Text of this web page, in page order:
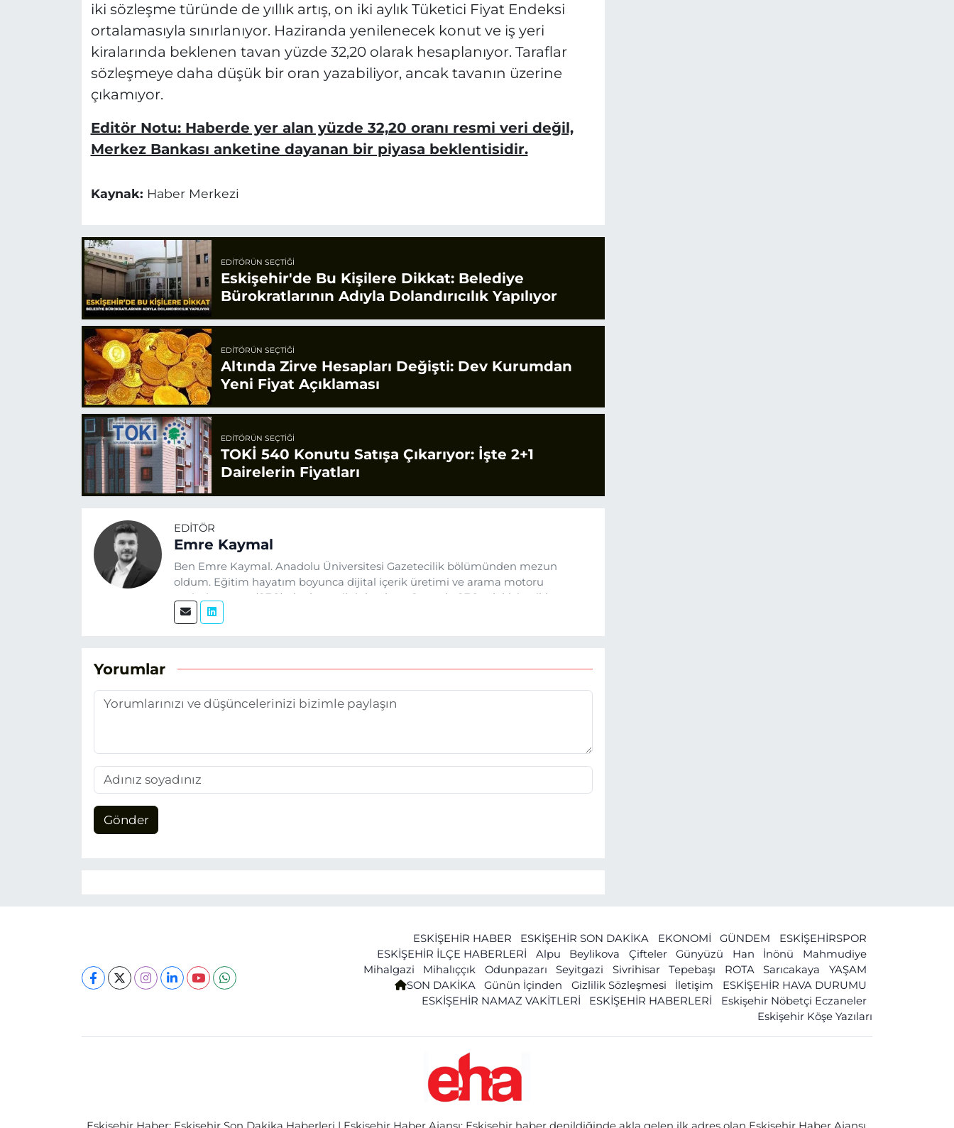
iki sözleşme türünde de yıllık artış, on iki aylık Tüketici Fiyat Endeksi
ortalamasıyla sınırlanıyor. Haziranda yenilenecek konut ve iş yeri
kiralarında beklenen tavan yüzde 32,20 olarak hesaplanıyor. Taraflar
sözleşmeye daha düşük bir oran yazabiliyor, ancak tavanın üzerine
çıkamıyor.
Editör Notu: Haberde yer alan yüzde 32,20 oranı resmi veri değil,
Merkez Bankası anketine dayanan bir piyasa beklentisidir.
Kaynak: Haber Merkezi
EDITÖRÜN SEÇTIĞI
Eskişehir'de Bu Kişilere Dikkat: Belediye
Bürokratlarının Adıyla Dolandırıcılık Yapılıyor
EDITÖRÜN SEÇTIĞI
Altında Zirve Hesapları Değişti: Dev Kurumdan
Yeni Fiyat Açıklaması
EDITÖRÜN SEÇTIĞI
TOKİ 540 Konutu Satışa Çıkarıyor: İşte 2+1
Dairelerin Fiyatları
EDITÖR
Emre Kaymal
Ben Emre Kaymal. Anadolu Üniversitesi Gazetecilik bölümünden mezun
oldum. Eğitim hayatım boyunca dijital içerik üretimi ve arama motoru
optimizasyonu (SEO) alanlarına ilgi duydum. Şu anda SEO odaklı içerikler
üretiyorum. Haberlerimde güncel verileri ve okuyucu odaklı yaklaşımı temel
Yorumlar
Gönder
ESKİŞEHİR HABER ESKİŞEHİR SON DAKİKA EKONOMİ GÜNDEM
ESKİŞEHİRSPOR
ESKİŞEHİR İLÇE HABERLERİ
Alpu Beylikova Çifteler Günyüzü Han İnönü
Mahmudiye
Mihalgazi
Mihalıççık Odunpazarı Seyitgazi Sivrihisar Tepebaşı ROTA Sarıcakaya
YAŞAM
SON DAKİKA
Günün İçinden Gizlilik Sözleşmesi İletişim
ESKİŞEHİR HAVA DURUMU
ESKİŞEHİR NAMAZ VAKİTLERİ
ESKİŞEHİR HABERLERİ
Eskişehir Nöbetçi Eczaneler
Eskişehir Köşe Yazıları